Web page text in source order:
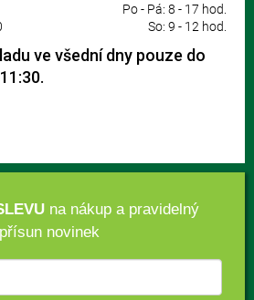
Po - Pá: 8 - 17 hod.
So: 9 - 12 hod.
ve všední dny pouze do
na nákup a pravidelný
přísun novinek